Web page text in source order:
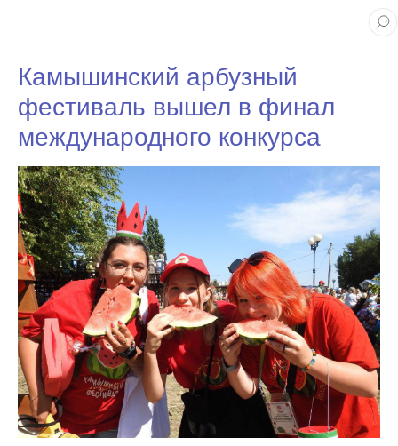
Камышинский арбузный
фестиваль вышел в финал
международного конкурса